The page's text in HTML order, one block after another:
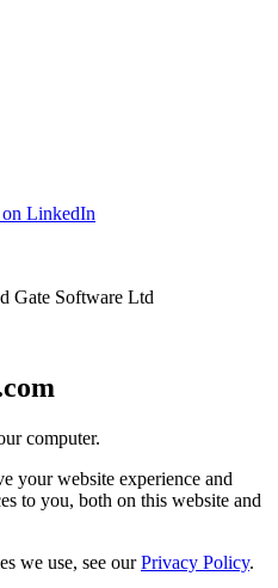
Gate Software Ltd
computer.
your website experience and
to you, both on this website and
we use, see ourPrivacy Policy.